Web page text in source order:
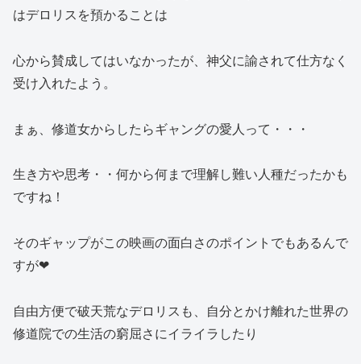
はデロリスを預かることは
心から賛成してはいなかったが、神父に諭されて仕方なく
受け入れたよう。
まぁ、修道女からしたらギャングの愛人って・・・
生き方や思考・・何から何まで理解し難い人種だったかも
ですね！
そのギャップがこの映画の面白さのポイントでもあるんで
すが❤︎
自由方便で破天荒なデロリスも、自分とかけ離れた世界の
修道院での生活の窮屈さにイライラしたり